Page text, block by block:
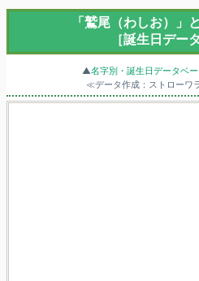
「鷲尾（わしお）」
［誕生日デー
▲名字別・誕生日データベー
≪データ作成：ストロー